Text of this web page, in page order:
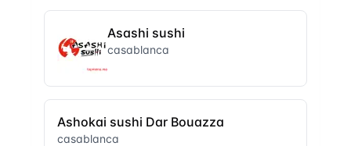
Asashi sushi
casablanca
Ashokai sushi Dar Bouazza
casablanca